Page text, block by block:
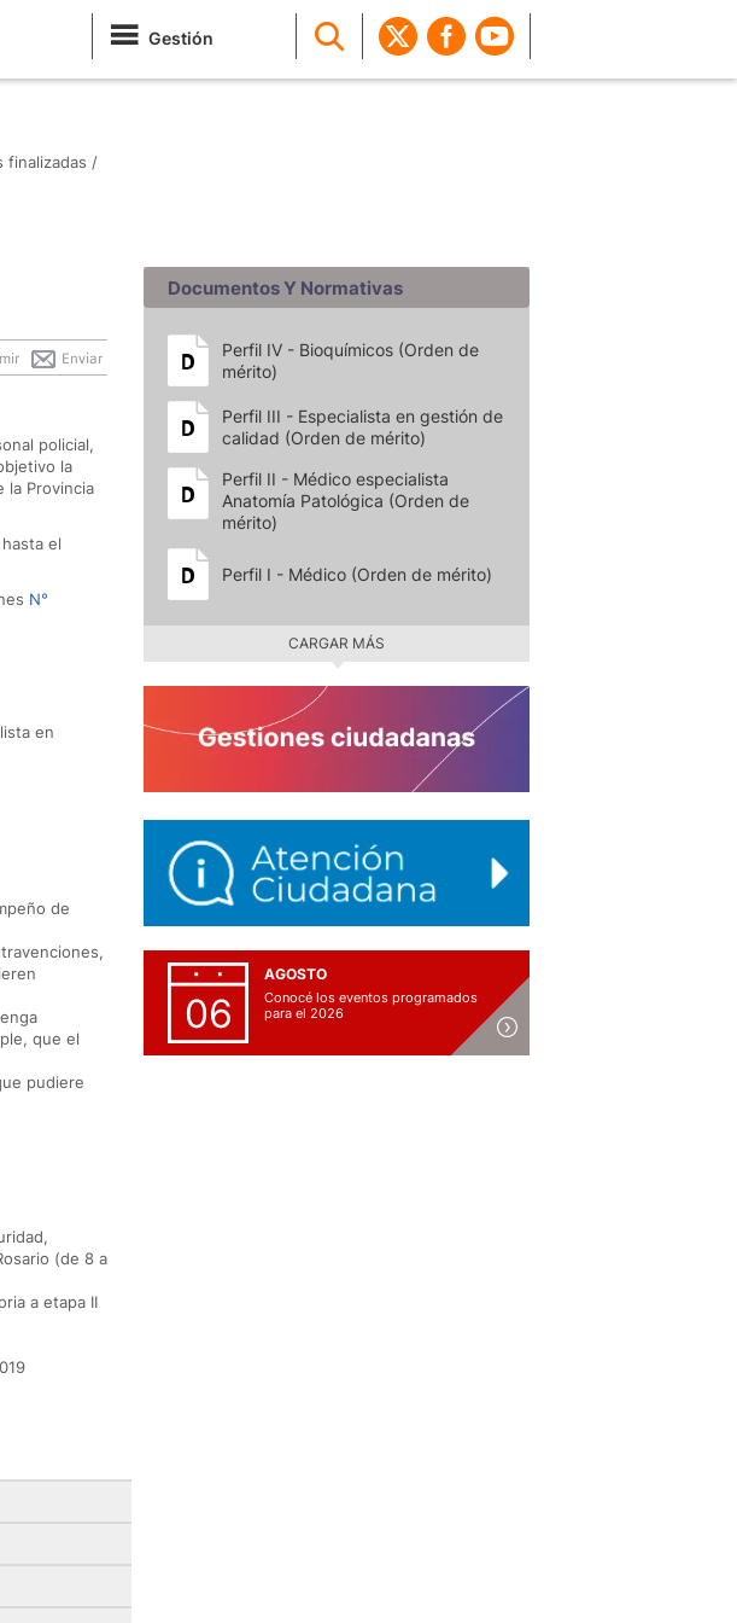
Gestión
finalizadas /
Enviar
policial,
la
la Provincia
el
N°
en
de
que el
pudiere
(de 8 a
a etapa II
Documentos Y Normativas
Perfil IV - Bioquímicos (Orden de
mérito)
Perfil III - Especialista en gestión de
calidad (Orden de mérito)
Perfil II - Médico especialista
Anatomía Patológica (Orden de
mérito)
Perfil I - Médico (Orden de mérito)
CARGAR MÁS
06
AGOSTO
Conocé los eventos programados
para el 2026